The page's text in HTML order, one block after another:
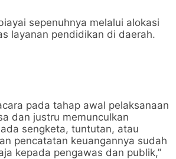
sepenuhnya melalui alokasi
layanan pendidikan di daerah.
pada tahap awal pelaksanaan
dan justru memunculkan
sengketa, tuntutan, atau
pencatatan keuangannya sudah
kepada pengawas dan publik,”